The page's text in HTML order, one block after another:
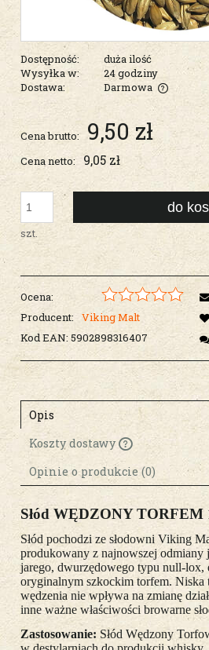
Dostępność:
duża ilość
Wysyłka w:
24 godziny
Dostawa:
Darmowa
Cena nie zawiera ewentualnych
Cena brutto: 9,50 zł
Cena netto: 9,05 zł
szt.
do
Ocena:
Producent:
Viking Malt
Kod EAN: 5902898316407
Opis
Koszty dostawy
Cena nie zawiera
płatności
Opinie o produkcie (0)
Słód WĘDZONY TORFEM
Słód pochodzi ze słodowni Viking
produkowany z najnowszej odmiany
jarego, dwurzędowego typu null-lox,
oryginalnym szkockim torfem. Niska
wędzenia nie wpływa na zmianę
inne ważne właściwości browarne
Zastosowanie: Słód Wędzony